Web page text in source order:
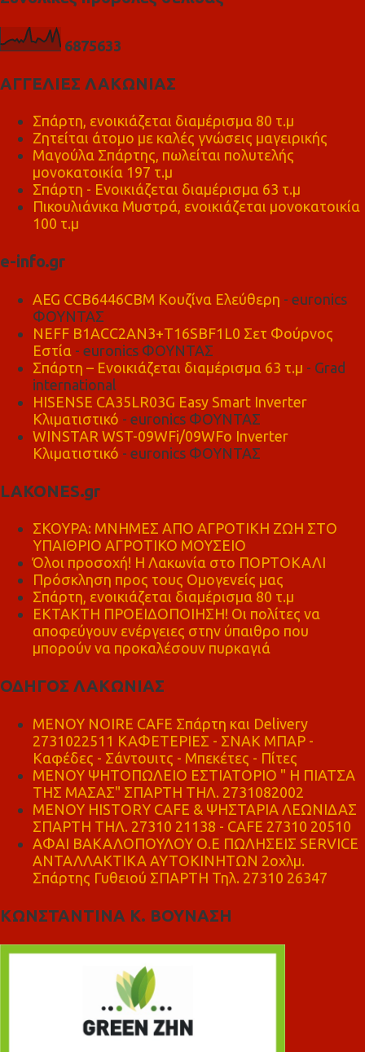
6875633
ΑΓΓΕΛΙΕΣ ΛΑΚΩΝΙΑΣ
Σπάρτη, ενοικιάζεται διαμέρισμα 80 τ.μ
Ζητείται άτομο με καλές γνώσεις μαγειρικής
Μαγούλα Σπάρτης, πωλείται πολυτελής
μονοκατοικία 197 τ.μ
Σπάρτη - Ενοικιάζεται διαμέρισμα 63 τ.μ
Πικουλιάνικα Μυστρά, ενοικιάζεται μονοκατοικία
100 τ.μ
e-info.gr
AEG CCB6446CBM Κουζίνα Ελεύθερη - euronics
ΦΟΥΝΤΑΣ
NEFF B1ACC2AN3+T16SBF1L0 Σετ Φούρνος
Εστία - euronics ΦΟΥΝΤΑΣ
Σπάρτη – Ενοικιάζεται διαμέρισμα 63 τ.μ - Grad
international
HISENSE CA35LR03G Easy Smart Inverter
Κλιματιστικό - euronics ΦΟΥΝΤΑΣ
WINSTAR WST-09WFi/09WFo Inverter
Κλιματιστικό - euronics ΦΟΥΝΤΑΣ
LAKONES.gr
ΣΚΟΥΡΑ: ΜΝΗΜΕΣ ΑΠΟ ΑΓΡΟΤΙΚΗ ΖΩΗ ΣΤΟ
ΥΠΑΙΘΡΙΟ ΑΓΡΟΤΙΚΟ ΜΟΥΣΕΙΟ
Όλοι προσοχή! Η Λακωνία στο ΠΟΡΤΟΚΑΛΙ
Πρόσκληση προς τους Ομογενείς μας
Σπάρτη, ενοικιάζεται διαμέρισμα 80 τ.μ
ΕΚΤΑΚΤΗ ΠΡΟΕΙΔΟΠΟΙΗΣΗ! Οι πολίτες να
αποφεύγουν ενέργειες στην ύπαιθρο που
μπορούν να προκαλέσουν πυρκαγιά
ΟΔΗΓΟΣ ΛΑΚΩΝΙΑΣ
MENOY NOIRE CAFE Σπάρτη και Delivery
2731022511 ΚΑΦΕΤΕΡΙΕΣ - ΣΝΑΚ ΜΠΑΡ -
Καφέδες - Σάντουιτς - Μπεκέτες - Πίτες
ΜΕΝΟΥ ΨΗΤΟΠΩΛΕΙΟ ΕΣΤΙΑΤΟΡΙΟ " Η ΠΙΑΤΣΑ
ΤΗΣ ΜΑΣΑΣ" ΣΠΑΡΤΗ ΤΗΛ. 2731082002
ΜΕΝΟΥ HISTORY CAFE & ΨΗΣΤΑΡΙΑ ΛΕΩΝΙΔΑΣ
ΣΠΑΡΤΗ ΤΗΛ. 27310 21138 - CAFE 27310 20510
ΑΦΑΙ ΒΑΚΑΛΟΠΟΥΛΟΥ Ο.Ε ΠΩΛΗΣΕΙΣ SERVICE
ΑΝΤΑΛΛΑΚΤΙΚΑ ΑΥΤΟΚΙΝΗΤΩΝ 2οχλμ.
Σπάρτης Γυθειού ΣΠΑΡΤΗ Τηλ. 27310 26347
ΚΩΝΣΤΑΝΤΙΝΑ Κ. ΒΟΥΝΑΣΗ